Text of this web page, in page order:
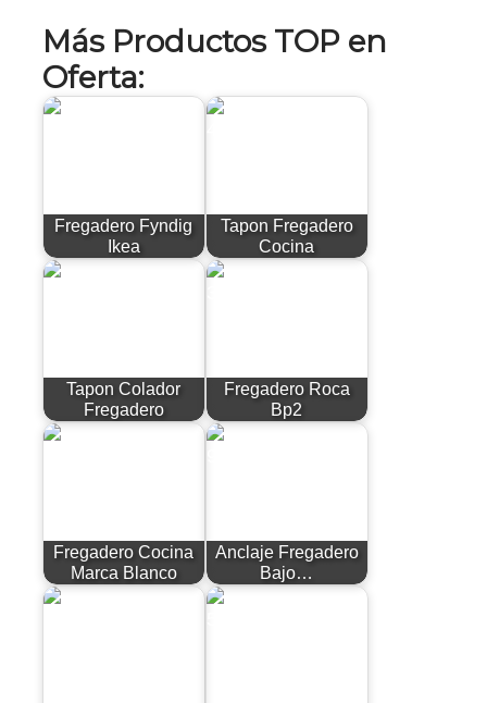
Más Productos TOP en
Oferta:
Fregadero Fyndig
Ikea
Tapon Fregadero
Cocina
Tapon Colador
Fregadero
Fregadero Roca
Bp2
Fregadero Cocina
Marca Blanco
Anclaje Fregadero
Bajo…